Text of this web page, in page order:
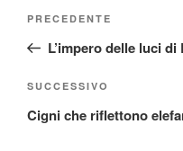
Articolo
precedente:
PRECEDENTE
L’impero delle luci
Articolo
successivo
SUCCESSIVO
Cigni che riflettono